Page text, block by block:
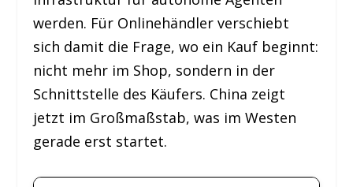
werden. Für Onlinehändler verschiebt
sich damit die Frage, wo ein Kauf beginnt:
nicht mehr im Shop, sondern in der
Schnittstelle des Käufers. China zeigt
jetzt im Großmaßstab, was im Westen
gerade erst startet.